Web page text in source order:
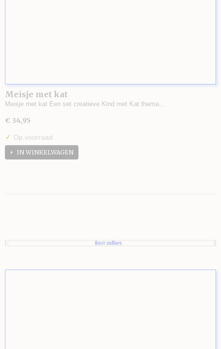
Meisje met kat
Meisje met kat Een set creatieve Kind met Kat thema…
€ 34,95
✓ Op voorraad
IN WINKELWAGEN